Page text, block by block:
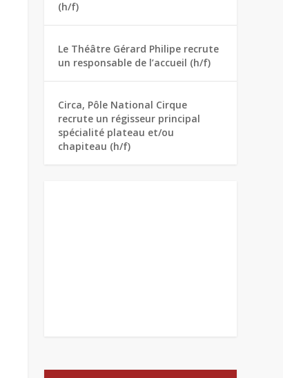
(h/f)
Le Théâtre Gérard Philipe recrute
un responsable de l’accueil (h/f)
Circa, Pôle National Cirque
recrute un régisseur principal
spécialité plateau et/ou
chapiteau (h/f)